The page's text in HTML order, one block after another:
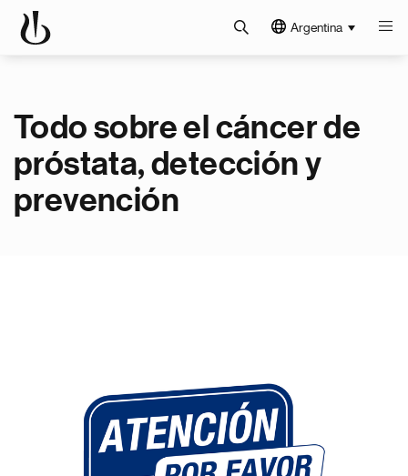
Argentina
Todo sobre el cáncer de
próstata, detección y
prevención